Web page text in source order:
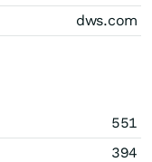
dws.com
551
394